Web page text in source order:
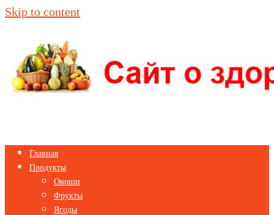
Skip to content
Главная
Продукты
Овощи
Фрукты
Ягоды